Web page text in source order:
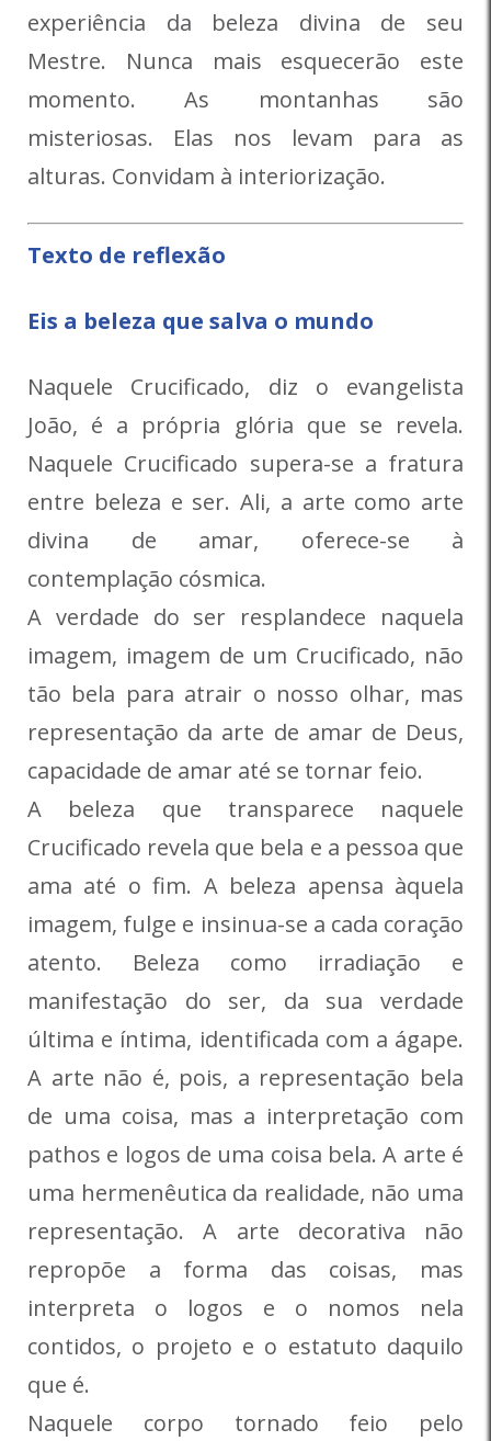
experiência da beleza divina de seu
Mestre. Nunca mais esquecerão este
momento. As montanhas são
misteriosas. Elas nos levam para as
alturas. Convidam à interiorização.
Texto de reflexão
Eis a beleza que salva o mundo
Naquele Crucificado, diz o evangelista
João, é a própria glória que se revela.
Naquele Crucificado supera-se a fratura
entre beleza e ser. Ali, a arte como arte
divina de amar, oferece-se à
contemplação cósmica.
A verdade do ser resplandece naquela
imagem, imagem de um Crucificado, não
tão bela para atrair o nosso olhar, mas
representação da arte de amar de Deus,
capacidade de amar até se tornar feio.
A beleza que transparece naquele
Crucificado revela que bela e a pessoa que
ama até o fim. A beleza apensa àquela
imagem, fulge e insinua-se a cada coração
atento. Beleza como irradiação e
manifestação do ser, da sua verdade
última e íntima, identificada com a ágape.
A arte não é, pois, a representação bela
de uma coisa, mas a interpretação com
pathos e logos de uma coisa bela. A arte é
uma hermenêutica da realidade, não uma
representação. A arte decorativa não
repropõe a forma das coisas, mas
interpreta o logos e o nomos nela
contidos, o projeto e o estatuto daquilo
que é.
Naquele corpo tornado feio pelo